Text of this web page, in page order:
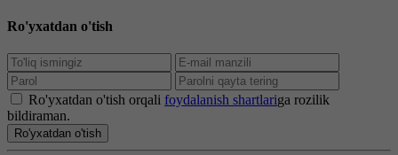
Ro'yxatdan o'tish
Ro'yxatdan o'tish orqali foydalanish shartlariga rozilik
bildiraman.
Ro'yxatdan o'tish